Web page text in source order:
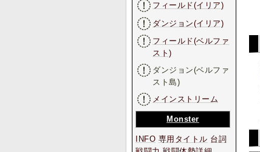
フィールド(イリア)
ダンジョン(イリア)
フィールド(ベルファ
スト)
ダンジョン(ベルファ
スト島)
メインストリーム
Monster
INFO 専用タイトル 台詞